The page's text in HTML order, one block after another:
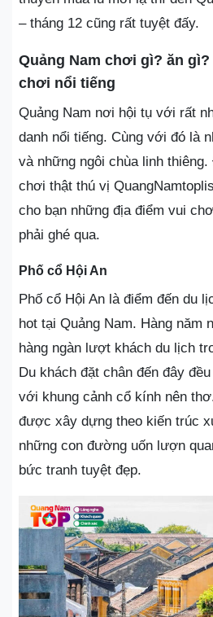
– tháng 12 cũng rất tuyệt đấy.
Quảng Nam chơi gì? ăn
chơi nổi tiếng
Quảng Nam nơi hội tụ với rất
danh nổi tiếng. Cùng với đó là
và những ngôi chùa linh
chơi thật thú vị
cho bạn những địa điểm vui
phải ghé qua.
Phố cổ Hội An
Phố cổ Hội An là điểm đến du
hot tại Quảng Nam. Hàng năm
hàng ngàn lượt khách du lịch
Du khách đặt chân đến đây
với khung cảnh cổ kính nên
được xây dựng theo kiến trúc
những con đường uốn lượn
bức tranh tuyệt đẹp.